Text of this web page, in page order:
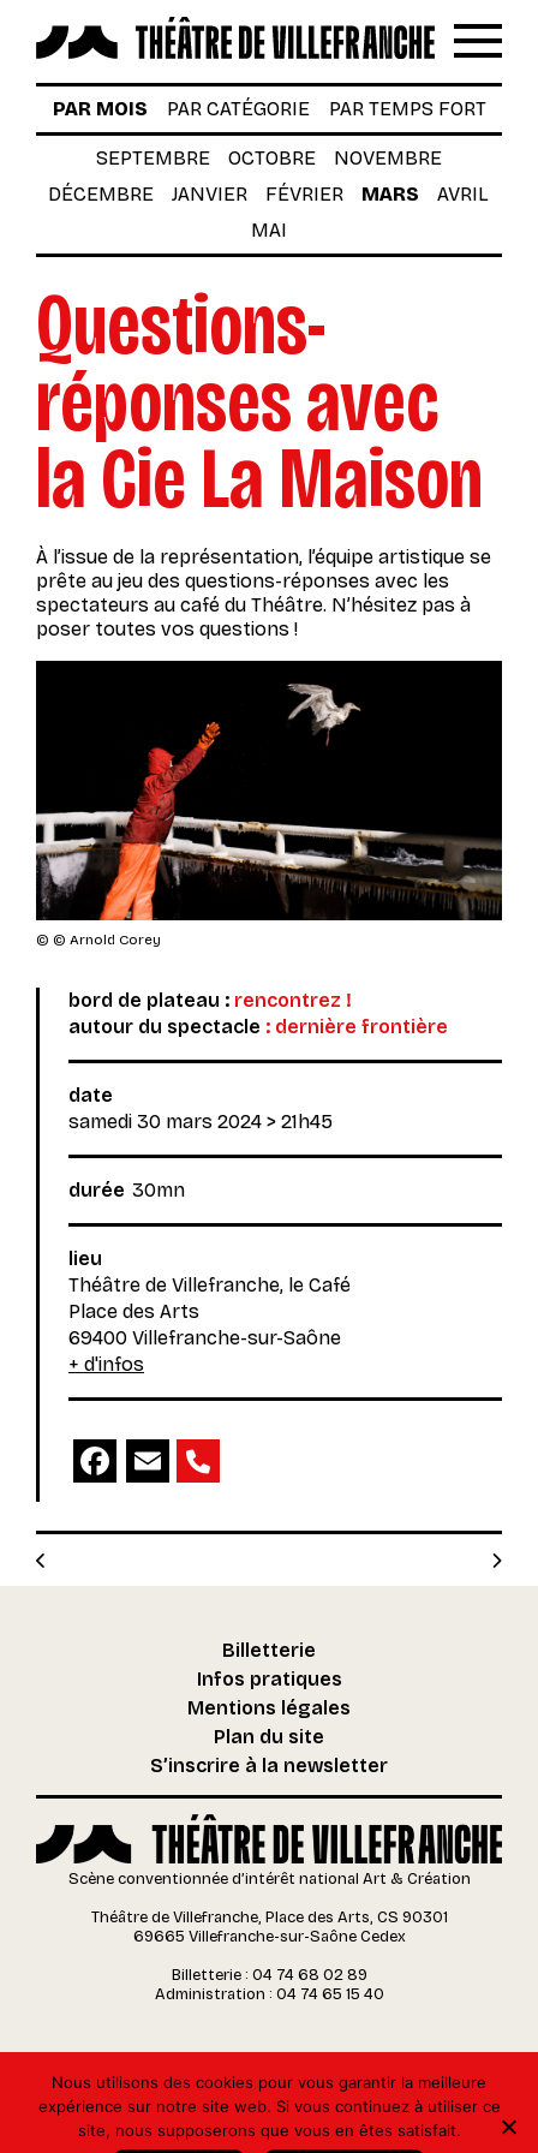
Menu
LES SPECTACLES
AUTOUR DES SPECTACLES
LE THÉÂTRE
ACTUALITÉS
BILLETTERIE
VOTRE VENUE AU THÉÂTRE
À TÉLÉCHARGER
S’INSCRIRE À LA NEWSLETTER
PAR MOIS PAR CATÉGORIE PAR TEMPS FORT
SEPTEMBRE OCTOBRE
NOVEMBRE
DÉCEMBRE
JANVIER FÉVRIER MARS
AVRIL
MAI
Questions-
réponses avec
la Cie La Maison
À l’issue de la représentation, l’équipe artistique se
prête au jeu des questions-réponses avec les
spectateurs au café du Théâtre. N’hésitez pas à
poser toutes vos questions !
© © Arnold Corey
bord de plateau : rencontrez !
autour du spectacle : dernière frontière
date
samedi 30 mars 2024 > 21h45
durée 30mn
lieu
Théâtre de Villefranche, le Café
Place des Arts
69400 Villefranche-sur-Saône
+ d'infos
Billetterie
Infos pratiques
Mentions légales
Plan du site
S’inscrire à la newsletter
Scène conventionnée d’intérêt national Art & Création
Théâtre de Villefranche, Place des Arts, CS 90301
69665 Villefranche-sur-Saône Cedex
Billetterie : 04 74 68 02 89
Administration : 04 74 65 15 40
Nous utilisons des cookies pour vous garantir la meilleure
expérience sur notre site web. Si vous continuez à utiliser ce
site, nous supposerons que vous en êtes satisfait.